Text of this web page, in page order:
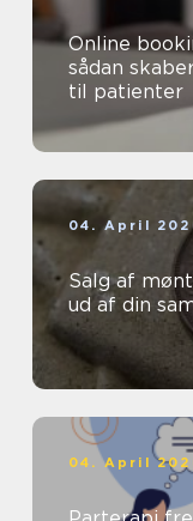
Online
sådan
til patienter
04. April
Salg af
ud af din
04. April